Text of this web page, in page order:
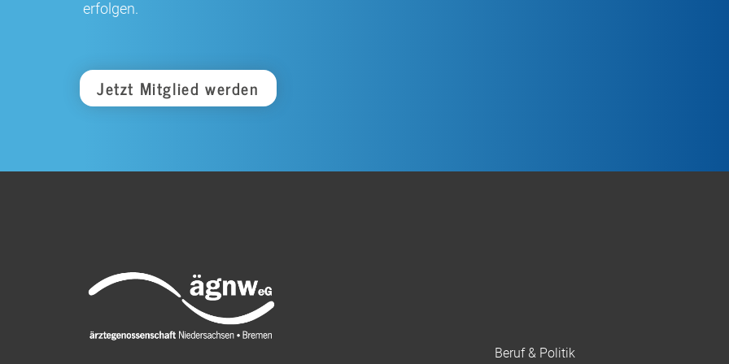
erfolgen.
Jetzt Mitglied werden
Beruf & Politik